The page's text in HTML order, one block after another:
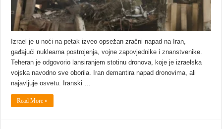
Izrael je u noći na petak izveo opsežan zračni napad na Iran,
gađajući nuklearna postrojenja, vojne zapovjednike i znanstvenike.
Teheran je odgovorio lansiranjem stotinu dronova, koje je izraelska
vojska navodno sve oborila. Iran demantira napad dronovima, ali
najavljuje osvetu. Iranski …
Read More »